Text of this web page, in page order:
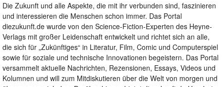
Die Zukunft und alle Aspekte, die mit ihr verbunden sind, faszinieren
und interessieren die Menschen schon immer. Das Portal
diezukunft.de wurde von den Science-Fiction-Experten des Heyne-
Verlags mit großer Leidenschaft entwickelt und richtet sich an alle,
die sich für „Zukünftiges“ in Literatur, Film, Comic und Computerspiel
sowie für soziale und technische Innovationen begeistern. Das Portal
versammelt aktuelle Nachrichten, Rezensionen, Essays, Videos und
Kolumnen und will zum Mitdiskutieren über die Welt von morgen und